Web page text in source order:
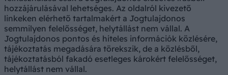
hozzájárulásával lehetséges. Az oldalról kivezető
linkeken elérhető tartalmakért a Jogtulajdonos
semmilyen felelősséget, helytállást nem vállal. A
Jogtulajdonos pontos és hiteles információk közlésére,
tájékoztatás megadására törekszik, de a közlésből,
tájékoztatásból fakadó esetleges károkért felelősséget,
helytállást nem vállal.